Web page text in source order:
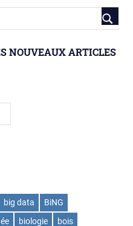
NOUVEAUX ARTICLES
big data
BiNG
biologie bois